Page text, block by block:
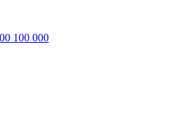
100 000